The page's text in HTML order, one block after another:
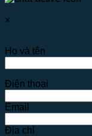
×
Họ và tên
Điện thoại
Email
Địa chỉ